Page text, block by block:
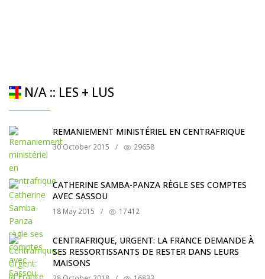
N/A :: LES + LUS
REMANIEMENT MINISTÉRIEL EN CENTRAFRIQUE
30 October 2015 / 29658
CATHERINE SAMBA-PANZA RÈGLE SES COMPTES
AVEC SASSOU
18 May 2015 / 17412
CENTRAFRIQUE, URGENT: LA FRANCE DEMANDE À
SES RESSORTISSANTS DE RESTER DANS LEURS
MAISONS